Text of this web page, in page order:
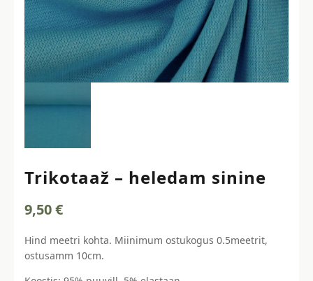
Trikotaaž – heledam sinine
9,50€
Hind meetri kohta. Miinimum ostukogus 0.5meetrit,
ostusamm 10cm.